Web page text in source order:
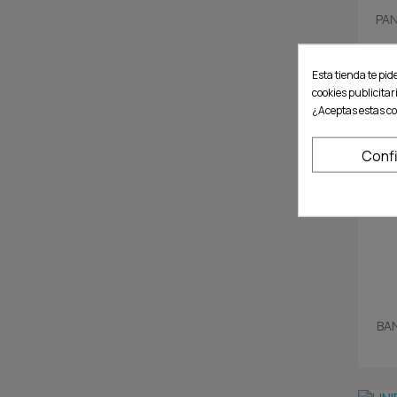
Esta tienda te
cookies
¿Aceptas estas